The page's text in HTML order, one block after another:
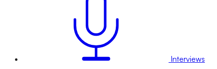
Interviews